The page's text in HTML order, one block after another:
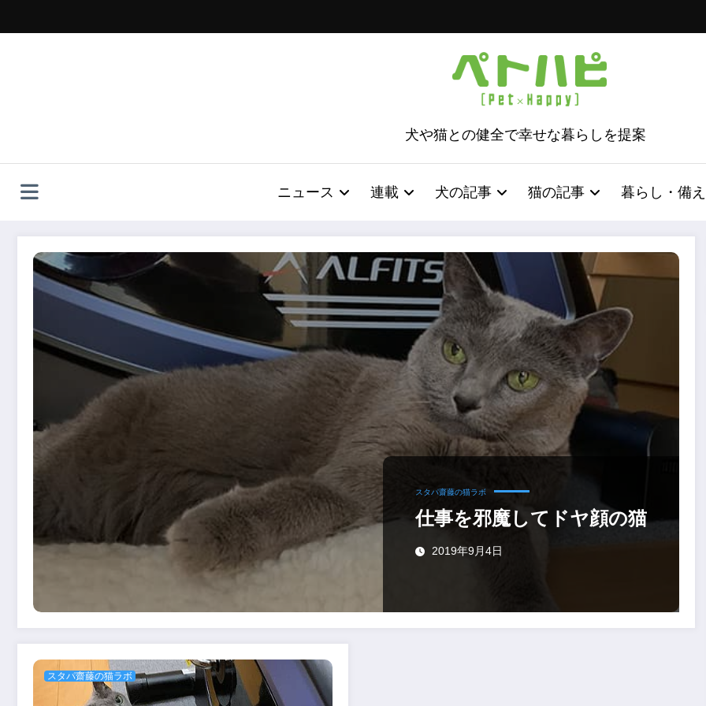
ッ
犬や猫との健全で幸せな暮らしを提案
ニュース 連載 犬の記事 猫の記事 暮らし・備え
スタパ齋藤の猫ラボ
仕事を邪魔してドヤ顔の猫
2019年9月4日
スタパ齋藤の猫ラボ